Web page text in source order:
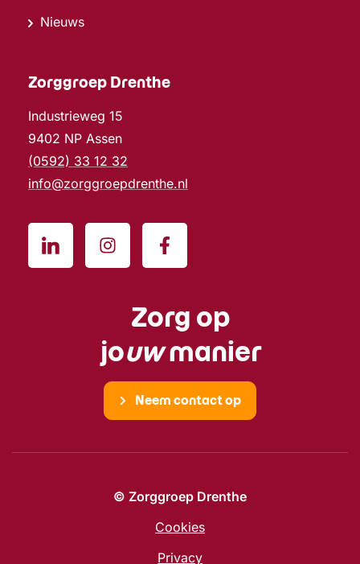
Nieuws
Zorggroep Drenthe
Industrieweg 15
9402 NP Assen
(0592) 33 12 32
info@zorggroepdrenthe.nl
Zorg op
jouwmanier
Neem contact op
© Zorggroep Drenthe
Cookies
Privacy